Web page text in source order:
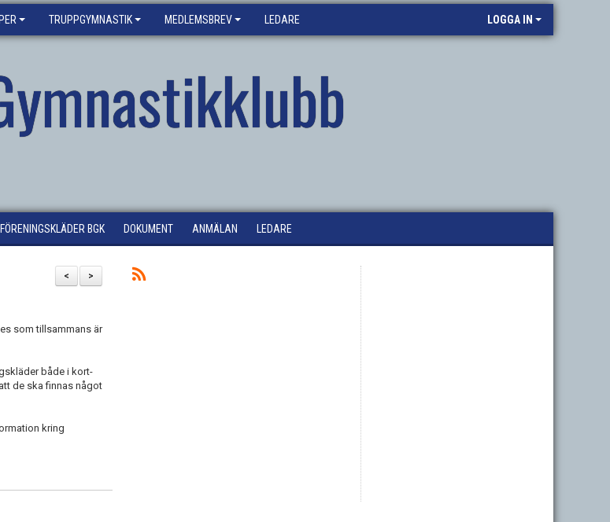
TRUPPGYMNASTIK MEDLEMSBREV LEDARE LOGGA IN
FÖRENINGSKLÄDER BGK DOKUMENT ANMÄLAN LEDARE
>
<
som tillsammans är
både i kort-
de ska finnas något
kring